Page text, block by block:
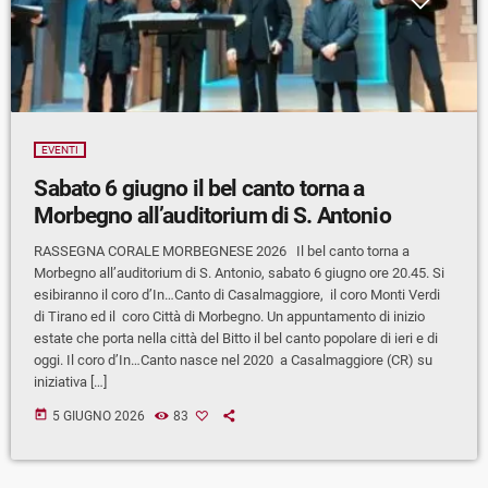
EVENTI
Sabato 6 giugno il bel canto torna a
Morbegno all’auditorium di S. Antonio
RASSEGNA CORALE MORBEGNESE 2026 Il bel canto torna a
Morbegno all’auditorium di S. Antonio, sabato 6 giugno ore 20.45. Si
esibiranno il coro d’In…Canto di Casalmaggiore, il coro Monti Verdi
di Tirano ed il coro Città di Morbegno. Un appuntamento di inizio
estate che porta nella città del Bitto il bel canto popolare di ieri e di
oggi. Il coro d’In…Canto nasce nel 2020 a Casalmaggiore (CR) su
iniziativa […]
today 5 GIUGNO 2026 83